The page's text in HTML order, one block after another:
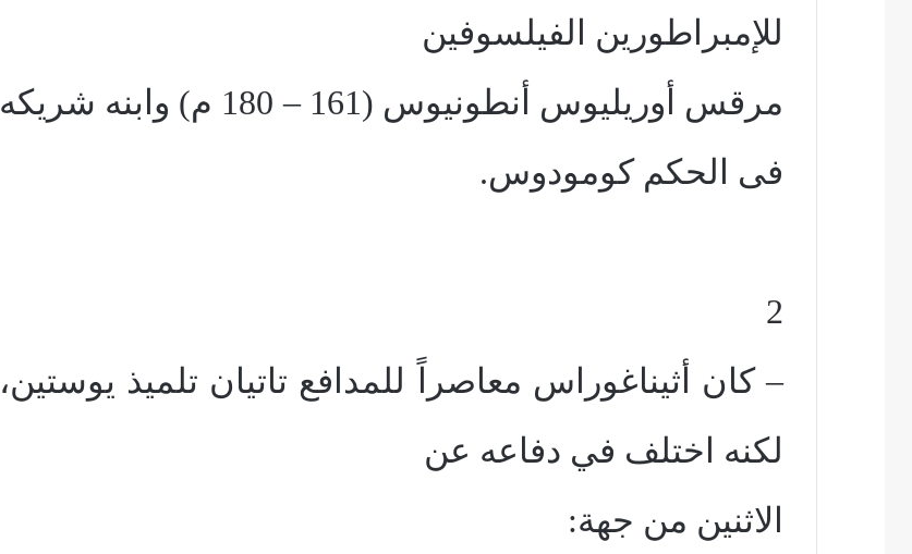
للإمبراطورين الفيلسوفين
مرقس أوريليوس أنطونيوس (161 – 180 م) وابنه شريكه
فى الحكم كومودوس.
2
– كان أثيناغوراس معاصراً للمدافع تاتيان تلميذ يوستين،
لكنه اختلف في دفاعه عن
الاثنين من جهة: